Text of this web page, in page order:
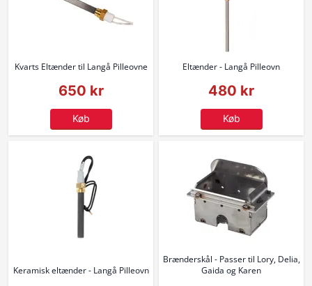
Kvarts Eltænder til Langå Pilleovne
650 kr
Køb
Eltænder - Langå Pilleovn
480 kr
Køb
Keramisk eltænder - Langå Pilleovn
Brænderskål - Passer til Lory, Delia,
Gaida og Karen